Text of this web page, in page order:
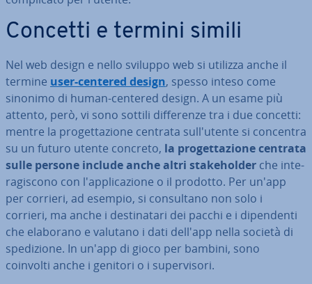
Concetti e termini simili
Nel web design e nello sviluppo web si utilizza anche il
termine user-centered design, spesso inteso come
sinonimo di human-centered design. A un esame più
attento, però, vi sono sottili dif­fe­ren­ze tra i due concetti:
mentre la pro­get­ta­zio­ne centrata sul­l'u­ten­te si concentra
su un futuro utente concreto, la pro­get­ta­zio­ne centrata
sulle persone include anche altri sta­ke­hol­der che in­te­
ra­gi­sco­no con l'ap­pli­ca­zio­ne o il prodotto. Per un'app
per corrieri, ad esempio, si con­sul­ta­no non solo i
corrieri, ma anche i de­sti­na­ta­ri dei pacchi e i di­pen­den­ti
che elaborano e valutano i dati dell'app nella società di
spe­di­zio­ne. In un'app di gioco per bambini, sono
coinvolti anche i genitori o i su­per­vi­so­ri.